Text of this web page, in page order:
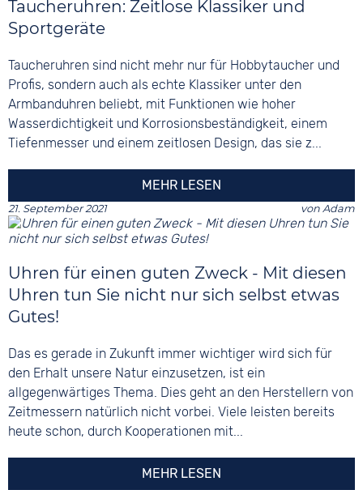
Taucheruhren: Zeitlose Klassiker und
Sportgeräte
Taucheruhren sind nicht mehr nur für Hobbytaucher und
Profis, sondern auch als echte Klassiker unter den
Armbanduhren beliebt, mit Funktionen wie hoher
Wasserdichtigkeit und Korrosionsbeständigkeit, einem
Tiefenmesser und einem zeitlosen Design, das sie z...
MEHR LESEN
21. September 2021 von Adam
Uhren für einen guten Zweck - Mit diesen
Uhren tun Sie nicht nur sich selbst etwas
Gutes!
Das es gerade in Zukunft immer wichtiger wird sich für
den Erhalt unsere Natur einzusetzen, ist ein
allgegenwärtiges Thema. Dies geht an den Herstellern von
Zeitmessern natürlich nicht vorbei. Viele leisten bereits
heute schon, durch Kooperationen mit...
MEHR LESEN